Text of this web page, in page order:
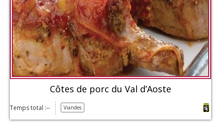
Côtes de porc du Val d’Aoste
Temps total :-- Viandes